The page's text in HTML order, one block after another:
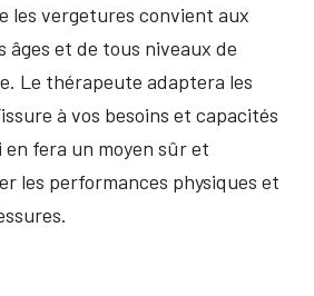
les vergetures convient aux
âges et de tous niveaux de
Le thérapeute adaptera les
à vos besoins et capacités
fera un moyen sûr et
les performances physiques et